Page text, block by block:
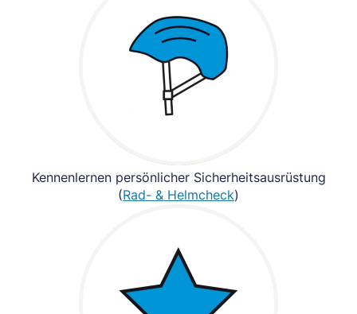
Kennenlernen persönlicher Sicherheitsausrüstung
(Rad- & Helmcheck)